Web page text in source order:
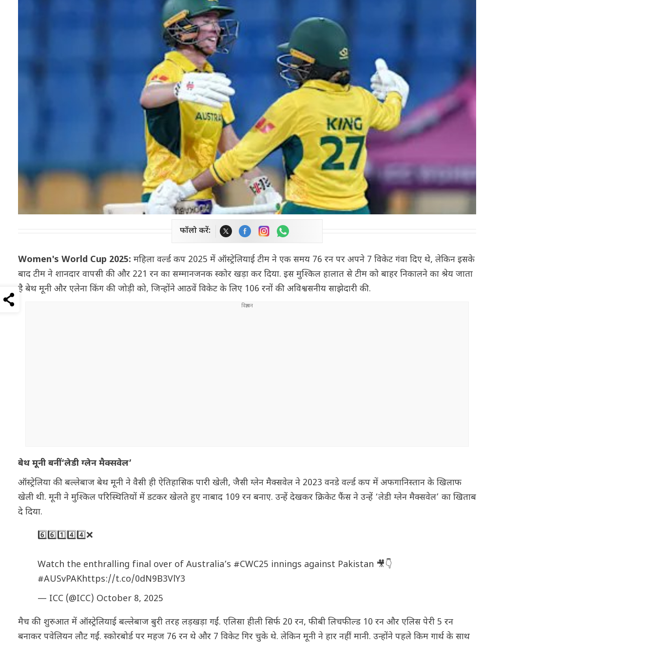
फॉलो करें:
Women's World Cup 2025: महिला वर्ल्ड कप 2025 में ऑस्ट्रेलियाई टीम ने एक समय 76 रन पर अपने 7 विकेट गंवा दिए थे, लेकिन इसके
बाद टीम ने शानदार वापसी की और 221 रन का सम्मानजनक स्कोर खड़ा कर दिया. इस मुश्किल हालात से टीम को बाहर निकालने का श्रेय जाता
है बेथ मूनी और एलेना किंग की जोड़ी को, जिन्होंने आठवें विकेट के लिए 106 रनों की अविश्वसनीय साझेदारी की.
बेथ मूनी बनीं ‘लेडी ग्लेन मैक्सवेल’
ऑस्ट्रेलिया की बल्लेबाज बेथ मूनी ने वैसी ही ऐतिहासिक पारी खेली, जैसी ग्लेन मैक्सवेल ने 2023 वनडे वर्ल्ड कप में अफगानिस्तान के खिलाफ
खेली थी. मूनी ने मुश्किल परिस्थितियों में डटकर खेलते हुए नाबाद 109 रन बनाए. उन्हें देखकर क्रिकेट फैंस ने उन्हें ‘लेडी ग्लेन मैक्सवेल’ का खिताब
दे दिया.
6️⃣6️⃣1️⃣4️⃣4️⃣❌
Watch the enthralling final over of Australia’s #CWC25 innings against Pakistan 🎥👇
#AUSvPAKhttps://t.co/0dN9B3VlY3
— ICC (@ICC) October 8, 2025
मैच की शुरुआत में ऑस्ट्रेलियाई बल्लेबाज बुरी तरह लड़खड़ा गईं. एलिसा हीली सिर्फ 20 रन, फीबी लिचफील्ड 10 रन और एलिस पेरी 5 रन
बनाकर पवेलियन लौट गईं. स्कोरबोर्ड पर महज 76 रन थे और 7 विकेट गिर चुके थे. लेकिन मूनी ने हार नहीं मानी. उन्होंने पहले किम गार्थ के साथ